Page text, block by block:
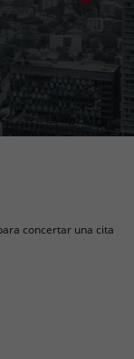
concertar una cita